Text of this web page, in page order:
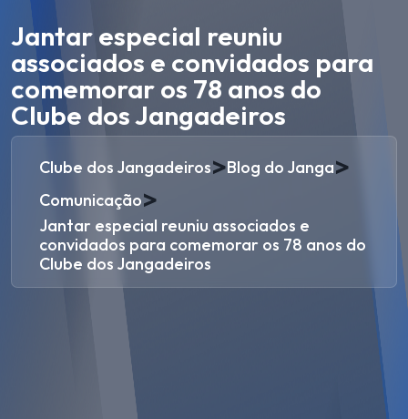
Jantar especial reuniu
associados e convidados para
comemorar os 78 anos do
Clube dos Jangadeiros
Clube dos Jangadeiros>Blog do Janga>
Comunicação>
Jantar especial reuniu associados e
convidados para comemorar os 78 anos do
Clube dos Jangadeiros